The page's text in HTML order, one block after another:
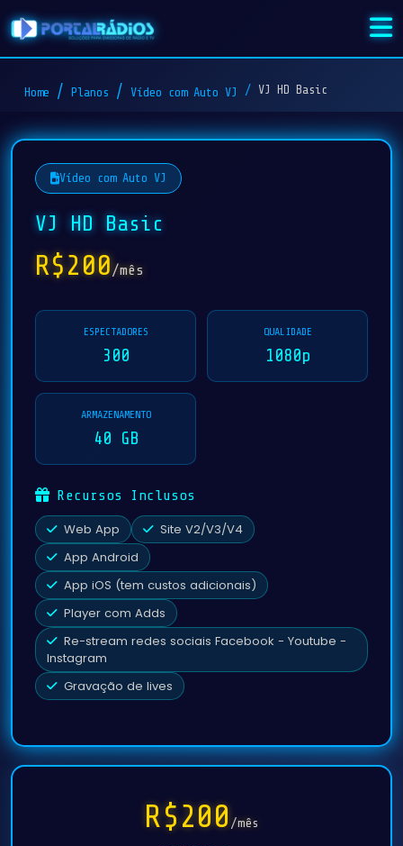
Home Planos Vídeo com Auto VJ VJ HD Basic
Vídeo com Auto VJ
VJ HD Basic
R$200/mês
ESPECTADORES
300
QUALIDADE
1080p
ARMAZENAMENTO
40 GB
Recursos Inclusos
Web App
Site V2/V3/V4
App Android
App iOS (tem custos adicionais)
Player com Adds
Re-stream redes sociais Facebook - Youtube -
Instagram
Gravação de lives
R$200 /mês